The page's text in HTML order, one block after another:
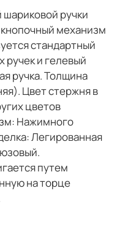
ручки
механизм
стандартный
ручек и гелевый
ручка. Толщина
Цвет стержня в
цветов
Нажимного
Легированная
путем
на торце